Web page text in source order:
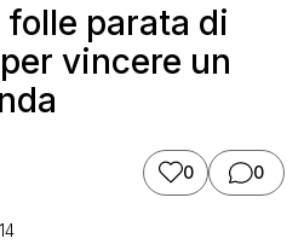
parata di
vincere un
0 0